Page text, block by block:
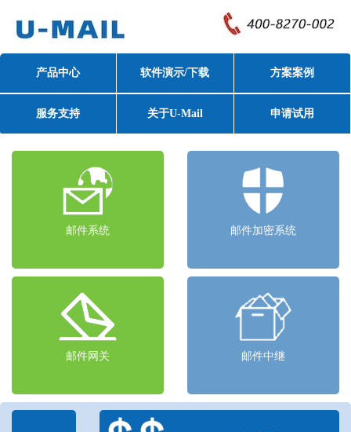
产品中心 软件演示/下载 方案案例
服务支持 关于U-Mail 申请试用
邮件系统 邮件加密系统
邮件网关 邮件中继